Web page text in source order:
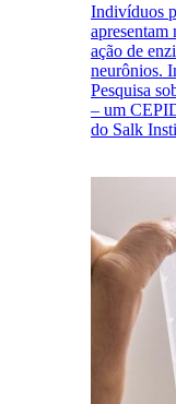
Indivíduos
apresentam
ação de
neurônios.
Pesquisa
– um
do Salk